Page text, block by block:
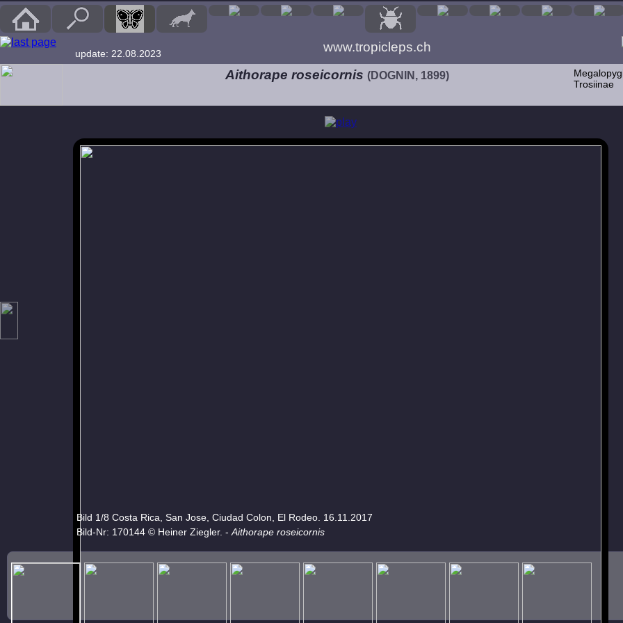
update: 22.08.2023 www.tropicleps.ch
Trosiinae
Aithorape roseicornis (DOGNIN, 1899)
Bild 1/8 Costa Rica, San Jose, Ciudad Colon, El Rodeo. 16.11.2017
Bild-Nr: 170144 © Heiner Ziegler. - Aithorape roseicornis